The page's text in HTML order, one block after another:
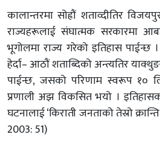
कालान्तरमा सोह्रौं शताव्दीतिर
राज्यहरूलाई संघात्मक सरकारमा
भूगोलमा राज्य गरेको इतिहास पाईन्छ
हेर्दा– आठौं शताब्दिको अन्त्यतिर
पाईन्छ, जसको परिणाम स्वरूप १०
प्रणाली अझ विकसित भयो ।
घटनालाई ‘किराती जनताको तेस्रो
2003: 51)